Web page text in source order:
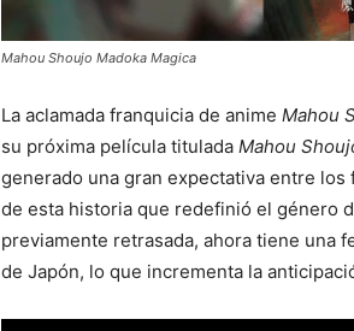
Mahou Shoujo Madoka Magica
La aclamada franquicia de anime Mahou
su próxima película titulada Mahou
generado una gran expectativa entre
de esta historia que redefinió el género
previamente retrasada, ahora tiene una
de Japón, lo que incrementa la